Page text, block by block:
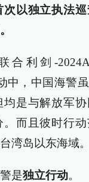
以独立执法
合利剑-
中，中国海警
是与解放军
而且彼时行
湾岛以东海域。
是独立行动。